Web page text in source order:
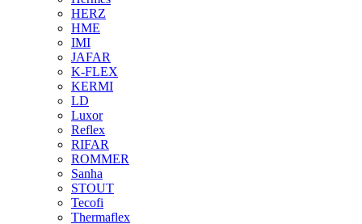
HERZ
HME
IMI
JAFAR
K-FLEX
KERMI
LD
Luxor
Reflex
RIFAR
ROMMER
Sanha
STOUT
Tecofi
Thermaflex